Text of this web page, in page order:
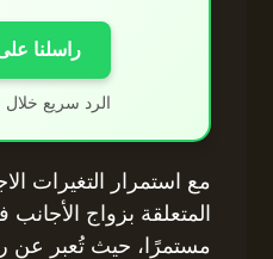
راسلنا
الرد سريع
مع استمرار التغيرات
المتعلقة بزواج الأجانب
مستمرًا، حيث تُعبر عن